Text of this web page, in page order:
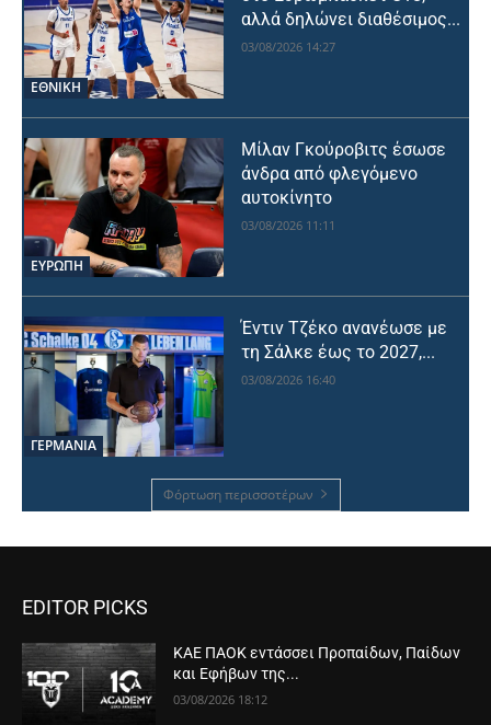
ΕΘΝΙΚΉ
αλλά δηλώνει διαθέσιμος...
03/08/2026 14:27
ΕΥΡΩΠΗ
Μίλαν Γκούροβιτς έσωσε
άνδρα από φλεγόμενο
αυτοκίνητο
03/08/2026 11:11
ΓΕΡΜΑΝΙΑ
Έντιν Τζέκο ανανέωσε με
τη Σάλκε έως το 2027,...
03/08/2026 16:40
Φόρτωση περισσοτέρων
EDITOR PICKS
ΚΑΕ ΠΑΟΚ εντάσσει Προπαίδων, Παίδων
και Εφήβων της...
03/08/2026 18:12